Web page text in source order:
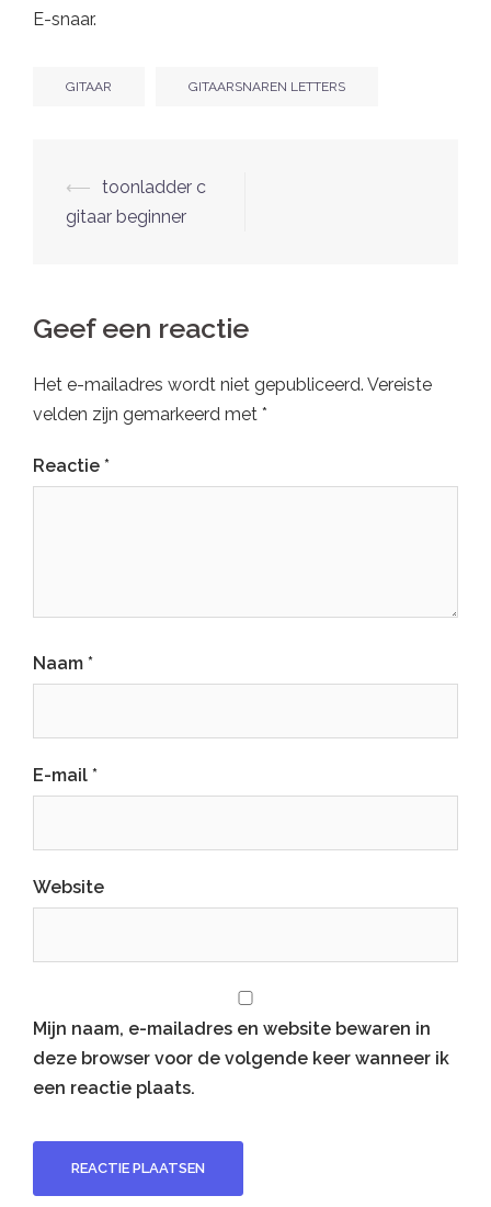
E-snaar.
GITAAR GITAARSNAREN LETTERS
Berichtnavigatie
⟵ toonladder c
gitaar beginner
Geef een reactie
Het e-mailadres wordt niet gepubliceerd. Vereiste
velden zijn gemarkeerd met *
Reactie *
Naam *
E-mail *
Website
Mijn naam, e-mailadres en website bewaren in
deze browser voor de volgende keer wanneer ik
een reactie plaats.